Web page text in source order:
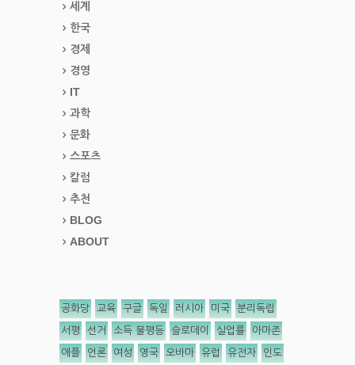
세계
한국
경제
경영
IT
과학
문화
스포츠
칼럼
추천
BLOG
ABOUT
공화당 교육 구글 독일 러시아 미국 분리독립
서평 선거 소득 불평등 슬로데이 실업률 아마존
애플 언론 여성 영국 오바마 유럽 유전자 인도